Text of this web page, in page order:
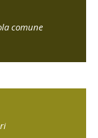
comune